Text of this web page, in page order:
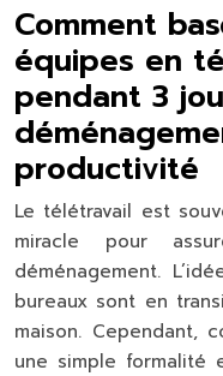
Comment
équipes en
pendant 3
productivité
Le télétravail est
miracle pour
déménagement.
bureaux sont en
maison. Cependant,
une simple formalité